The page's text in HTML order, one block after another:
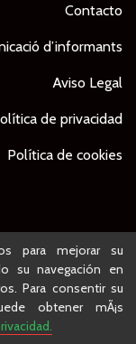
Contacto
d’informants
Aviso Legal
de privacidad
Política de cookies
para mejorar su
su navegación en
Para consentir su
obtener mÃ¡s